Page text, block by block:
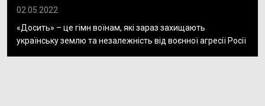
02.05.2022
«Досить» – це гімн воїнам, які зараз захищають
українську землю та незалежність від воєнної агресії Росії